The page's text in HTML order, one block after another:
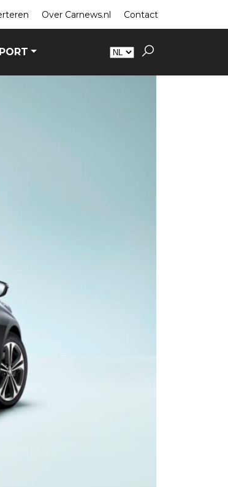
Over Carnews.nl Contact